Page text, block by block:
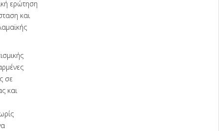
ερώτηση
και
σε
και